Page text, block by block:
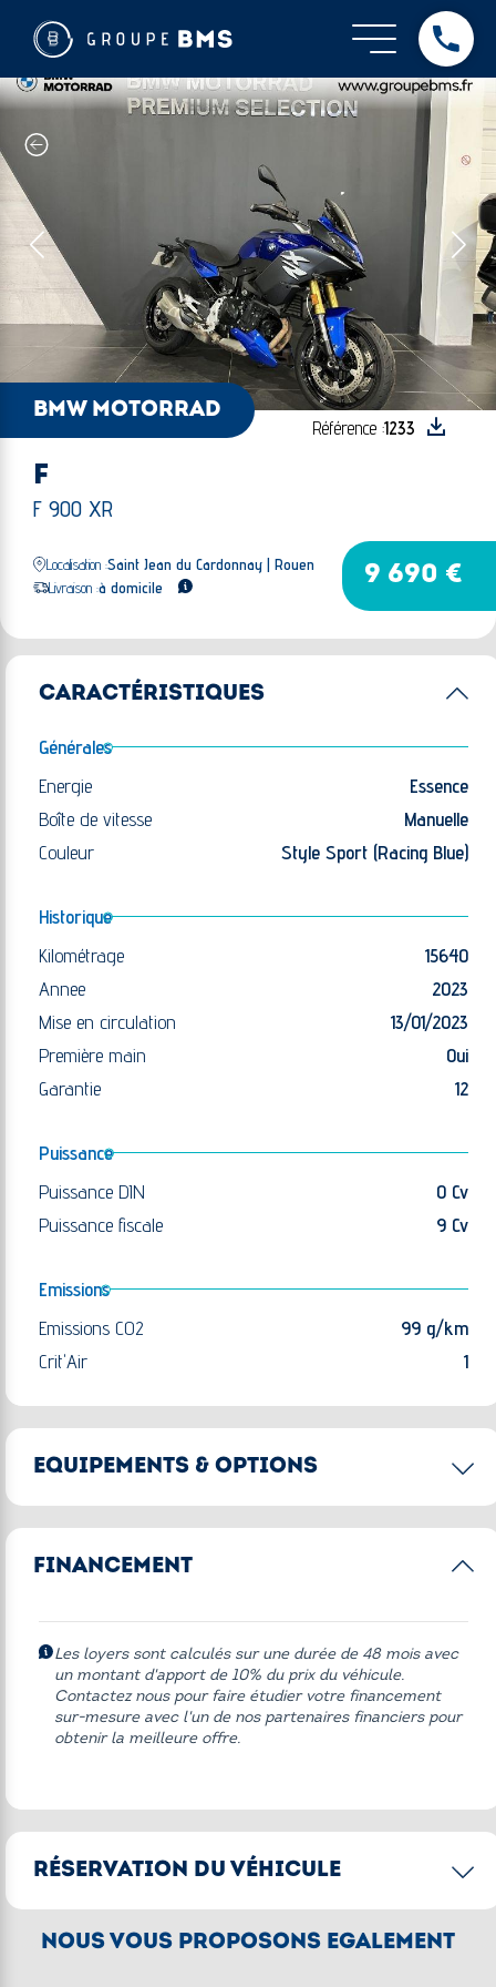
Référence :1233
BMW MOTORRAD
F
F 900 XR
Localisation :Saint Jean du Cardonnay | Rouen
Livraison :à domicile 9 690 €
BMW Motorrad - F
CARACTÉRISTIQUES
Générales
Energie
Essence
Boîte de vitesse
Manuelle
Couleur
Style Sport (Racing Blue)
Historique
Kilométrage
15640
Annee
2023
Mise en circulation
13/01/2023
Première main
Oui
Garantie
12
Puissance
Puissance DIN
0 Cv
Puissance fiscale
9 Cv
Emissions
Emissions CO2
99 g/km
Crit'Air
1
EQUIPEMENTS & OPTIONS
* 211 John Cooper Works Edition
Ecran Connecte
Kit de surbaissement
Livret de bord francais
Version EU
FINANCEMENT
Les loyers sont calculés sur une durée de 48 mois avec
un montant d'apport de 10% du prix du véhicule.
Contactez nous pour faire étudier votre financement
sur-mesure avec l'un de nos partenaires financiers pour
obtenir la meilleure offre.
RÉSERVATION DU VÉHICULE
CONFIRMER LA RÉSERVATION
NOUS VOUS PROPOSONS ÉGALEMENT